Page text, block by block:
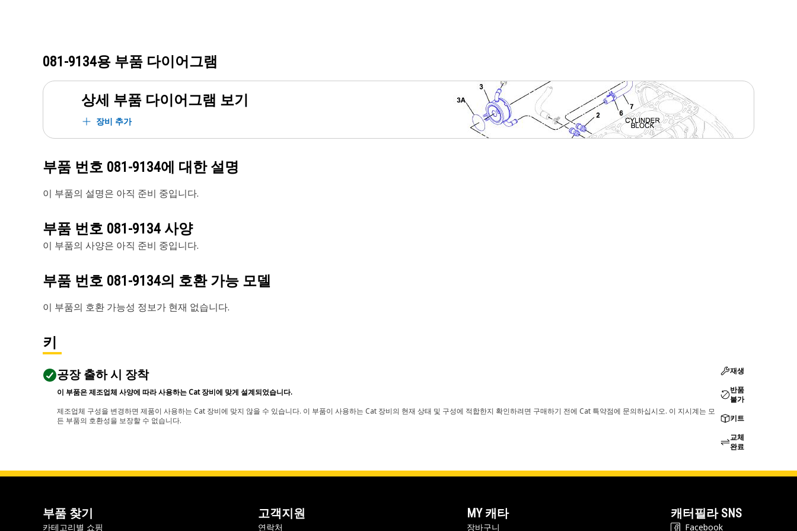
081-9134용 부품 다이어그램
상세 부품 다이어그램 보기
장비 추가
부품 번호 081-9134에 대한 설명
이 부품의 설명은 아직 준비 중입니다.
부품 번호 081-9134 사양
이 부품의 사양은 아직 준비 중입니다.
부품 번호 081-9134의 호환 가능 모델
이 부품의 호환 가능성 정보가 현재 없습니다.
키
공장 출하 시 장착
이 부품은 제조업체 사양에 따라 사용하는 Cat 장비에 맞게 설계되었습니다.
제조업체 구성을 변경하면 제품이 사용하는 Cat 장비에 맞지 않을 수 있습니다. 이 부품이 사용하는 Cat 장비의 현재 상태 및 구성에 적합한지 확인하려면 구매하기 전에 Cat 특약점에 문의하십시오. 이 지시계는 모
든 부품의 호환성을 보장할 수 없습니다.
재생
반품
불가
키트
교체
완료
부품 찾기
카테고리별 쇼핑
고객지원
연락처
MY 캐타
장바구니
캐터필라 SNS
Facebook